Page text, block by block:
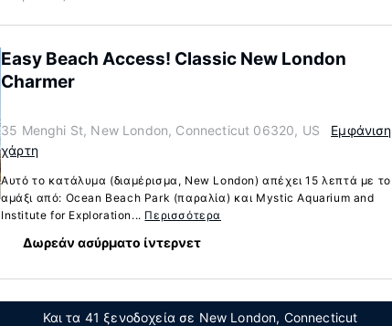
Easy Beach Access! Classic New London
Charmer
35 Menghi St, New London, Connecticut 06320, US
Εμφάνιση
χάρτη
Αυτό το κατάλυμα (διαμέρισμα, New London) απέχει 15 λεπτά με το
αμάξι από: Ocean Beach Park (παραλία) και Mystic Aquarium and
Institute for Exploration... Περισσότερα
Δωρεάν ασύρματο ίντερνετ
Και τα 41 ξενοδοχεία σε New London, Connecticut